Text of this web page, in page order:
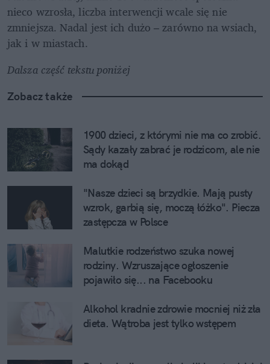
nieco wzrosła, liczba interwencji wcale się nie
zmniejsza. Nadal jest ich dużo – zarówno na wsiach,
jak i w miastach.
Dalsza część tekstu poniżej
Zobacz także
1900 dzieci, z którymi nie ma co zrobić.
Sądy kazały zabrać je rodzicom, ale nie
ma dokąd
"Nasze dzieci są brzydkie. Mają pusty
wzrok, garbią się, moczą łóżko". Piecza
zastępcza w Polsce
Malutkie rodzeństwo szuka nowej
rodziny. Wzruszające ogłoszenie
pojawiło się... na Facebooku
Alkohol kradnie zdrowie mocniej niż zła
dieta. Wątroba jest tylko wstępem